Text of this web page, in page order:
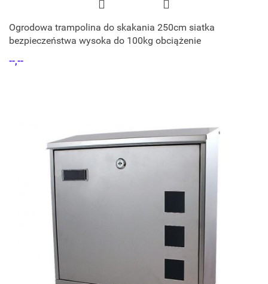
Ogrodowa trampolina do skakania 250cm siatka
bezpieczeństwa wysoka do 100kg obciążenie
--,--